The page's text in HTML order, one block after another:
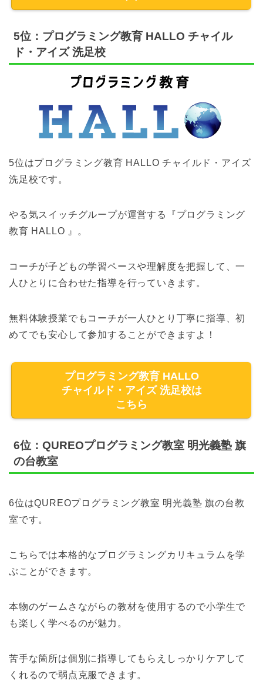
5位：プログラミング教育 HALLO チャイル
ド・アイズ 洗足校
5位はプログラミング教育 HALLO チャイルド・アイズ
洗足校です。
やる気スイッチグループが運営する『プログラミング
教育 HALLO 』。
コーチが子どもの学習ペースや理解度を把握して、一
人ひとりに合わせた指導を行っていきます。
無料体験授業でもコーチが一人ひとり丁寧に指導、初
めてでも安心して参加することができますよ！
プログラミング教育 HALLO
チャイルド・アイズ 洗足校は
こちら
6位：QUREOプログラミング教室 明光義塾 旗
の台教室
6位はQUREOプログラミング教室 明光義塾 旗の台教
室です。
こちらでは本格的なプログラミングカリキュラムを学
ぶことができます。
本物のゲームさながらの教材を使用するので小学生で
も楽しく学べるのが魅力。
苦手な箇所は個別に指導してもらえしっかりケアして
くれるので弱点克服できます。